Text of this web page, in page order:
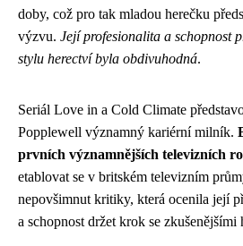
doby, což pro tak mladou herečku
výzvu. Její profesionalita a schopnost
stylu herectví byla obdivuhodná.
Seriál Love in a Cold Climate
Popplewell významný kariérní milník.
prvních významnějších televizních
etablovat se v britském televizním
nepovšimnut kritiky, která ocenila její
a schopnost držet krok se